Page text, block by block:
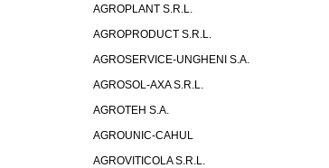
AGROPLANT S.R.L.
AGROPRODUCT S.R.L.
AGROSERVICE-UNGHENI S.A.
AGROSOL-AXA S.R.L.
AGROTEH S.A.
AGROUNIC-CAHUL
AGROVITICOLA S.R.L.